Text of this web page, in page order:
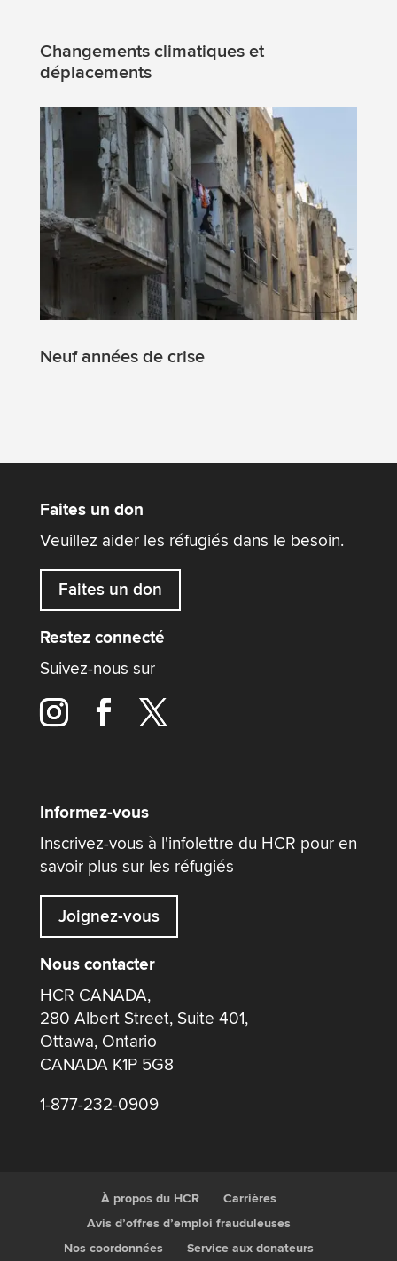
Changements climatiques et
déplacements
Neuf années de crise
Faites un don
Veuillez aider les réfugiés dans le besoin.
Faites un don
Restez connecté
Suivez-nous sur
Informez-vous
Inscrivez-vous à l'infolettre du HCR pour en
savoir plus sur les réfugiés
Joignez-vous
Nous contacter
HCR CANADA,
280 Albert Street, Suite 401,
Ottawa, Ontario
CANADA K1P 5G8
1-877-232-0909
À propos du HCR
Carrières
Avis d’offres d’emploi frauduleuses
Nos coordonnées
Service aux donateurs